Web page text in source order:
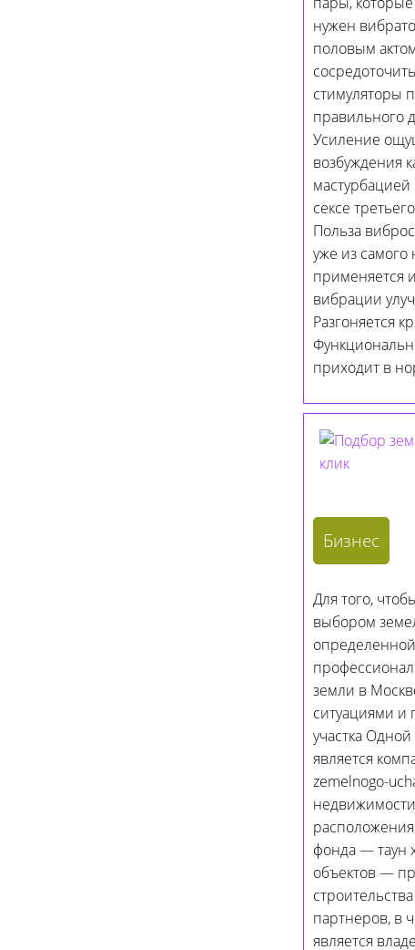
нужен
половым
стимуляторы
правильного
Усиление
возбуждения
сексе
Польза
уже из самого
применяется
вибрации
Разгоняется
приходит в
Бизнес
Для того,
выбором
земли в
ситуациями и
участка
является
zemelnogo-
фонда — таун
объектов —
партнеров, в
является